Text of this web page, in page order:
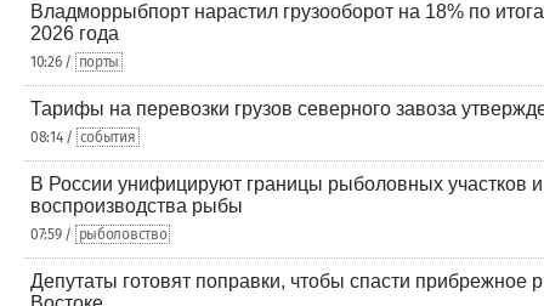
Владморрыбпорт нарастил грузооборот на 18% по
2026 года
10:26 / порты
Тарифы на перевозки грузов северного завоза
08:14 / события
В России унифицируют границы рыболовных участков
воспроизводства рыбы
07:59 / рыболовство
Депутаты готовят поправки, чтобы спасти прибрежное